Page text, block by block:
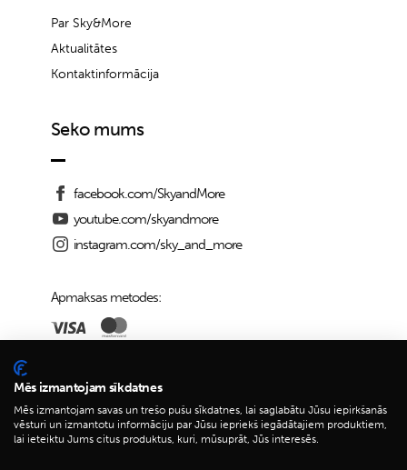
Par Sky&More
Aktualitātes
Kontaktinformācija
Seko mums
facebook.com/SkyandMore
youtube.com/skyandmore
instagram.com/sky_and_more
Apmaksas metodes:
Piegādes iespējas:
Mēs izmantojam sīkdatnes
Mēs izmantojam savas un trešo pušu sīkdatnes, lai saglabātu Jūsu iepirkšanās
vēsturi un izmantotu informāciju par Jūsu iepriekš iegādātajiem produktiem,
lai ieteiktu Jums citus produktus, kuri, mūsuprāt, Jūs interesēs.